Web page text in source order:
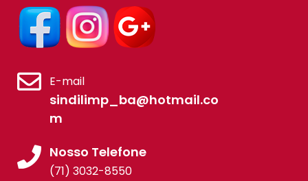
E-mail
sindilimp_ba@hotmail.co
m
Nosso Telefone
(71) 3032-8550